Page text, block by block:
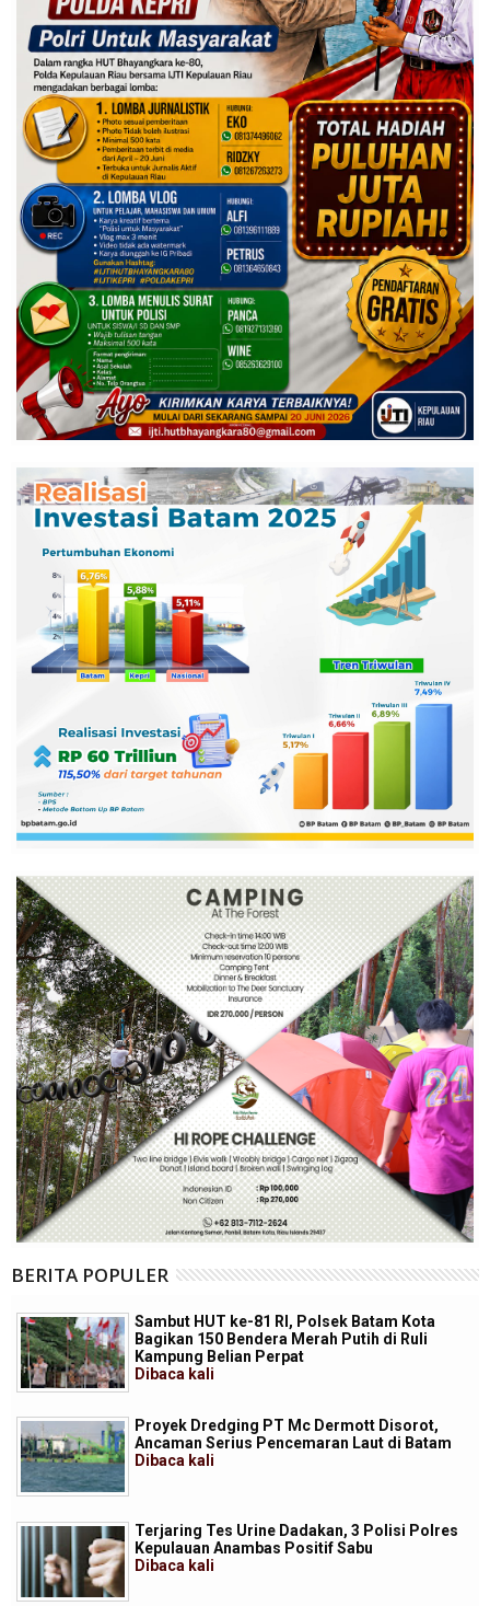
BERITA POPULER
Sambut HUT ke-81 RI, Polsek Batam Kota
Bagikan 150 Bendera Merah Putih di Ruli
Kampung Belian Perpat
Dibaca kali
Proyek Dredging PT Mc Dermott Disorot,
Ancaman Serius Pencemaran Laut di Batam
Dibaca kali
Terjaring Tes Urine Dadakan, 3 Polisi Polres
Kepulauan Anambas Positif Sabu
Dibaca kali